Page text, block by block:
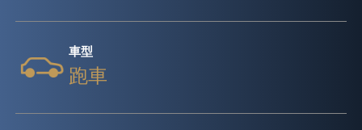
車型
跑車